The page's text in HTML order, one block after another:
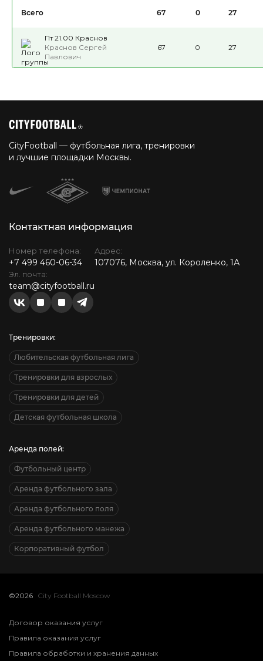
Всего 67 0 27
Пт 21.00 Краснов
Краснов Сергей
Павлович
67 0 27
CityFootball — футбольная лига, тренировки
и лучшие площадки Москвы.
Контактная информация
Номер телефона:
+7 499 460-06-34
Эл. почта:
team@cityfootball.ru
Адрес:
107076, Москва, ул. Короленко, 1А
Тренировки:
Любительская футбольная лига
Тренировки для взрослых
Тренировки для детей
Детская футбольная школа
Аренда полей:
Футбольный центр
Аренда футбольного зала
Аренда футбольного поля
Аренда футбольного манежа
Корпоративный футбол
©2026 City Football Moscow
Договор оказания услуг
Правила оказания услуг
Правила обработки и хранения данных